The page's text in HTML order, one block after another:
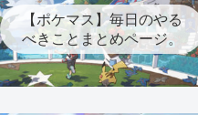
【ポケマス】毎日のやる
べきことまとめページ。